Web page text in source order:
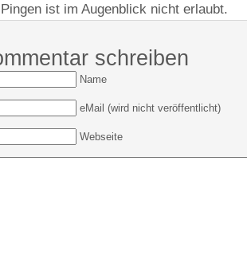
ist im Augenblick nicht erlaubt.
schreiben
Name
eMail (wird nicht veröffentlicht)
Webseite